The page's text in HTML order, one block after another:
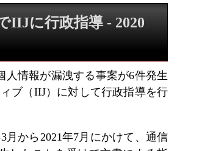
IIJに行政指導 - 2020
人情報が漏洩する事案が6件発生
ブ（IIJ）に対して行政指導を行
月から2021年7月にかけて、通信